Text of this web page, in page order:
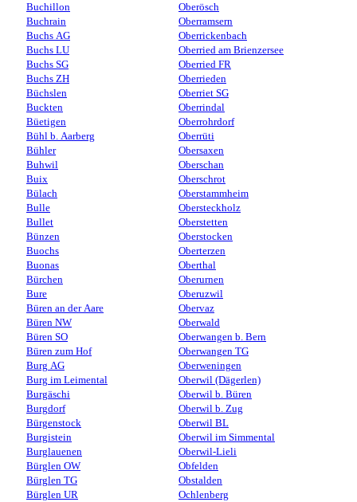
Buchillon
Buchrain
Buchs AG
Buchs LU
Buchs SG
Buchs ZH
Büchslen
Buckten
Büetigen
Bühl b. Aarberg
Bühler
Buhwil
Buix
Bülach
Bulle
Bullet
Bünzen
Buochs
Buonas
Bürchen
Bure
Büren an der Aare
Büren NW
Büren SO
Büren zum Hof
Burg AG
Burg im Leimental
Burgäschi
Burgdorf
Bürgenstock
Burgistein
Burglauenen
Bürglen OW
Bürglen TG
Bürglen UR
Oberösch
Oberramsern
Oberrickenbach
Oberried am Brienzersee
Oberried FR
Oberrieden
Oberriet SG
Oberrindal
Oberrohrdorf
Oberrüti
Obersaxen
Oberschan
Oberschrot
Oberstammheim
Obersteckholz
Oberstetten
Oberstocken
Oberterzen
Oberthal
Oberurnen
Oberuzwil
Obervaz
Oberwald
Oberwangen b. Bern
Oberwangen TG
Oberweningen
Oberwil (Dägerlen)
Oberwil b. Büren
Oberwil b. Zug
Oberwil BL
Oberwil im Simmental
Oberwil-Lieli
Obfelden
Obstalden
Ochlenberg